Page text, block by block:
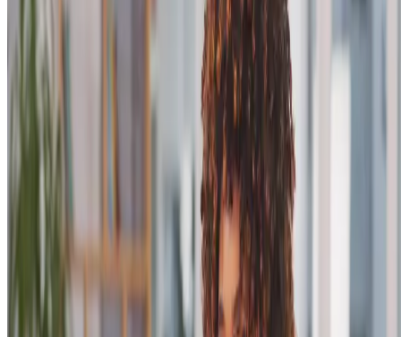
Quer saber mais? Continue a leitura e descubra as estratégias para
Qual a importância das estratégias de
segmentação em campanhas de anúncios
pagos?
Tentar vender algo para quem não tem o menor interesse é bem
frustrante, certo? Algo semelhante acontece com campanhas sem
segmentação. Ao não escolher quem deve ver seus anúncios,
acaba falando com um público aleatório e desperdiçando seus
As estratégias de segmentação são importantes justamente porque
evitam esse problema. Afinal, elas permitem que suas
tráfego pago
sejam direcionadas para pessoas que, de fato, têm maior
probabilidade de se interessar pelo seu produto ou serviço.